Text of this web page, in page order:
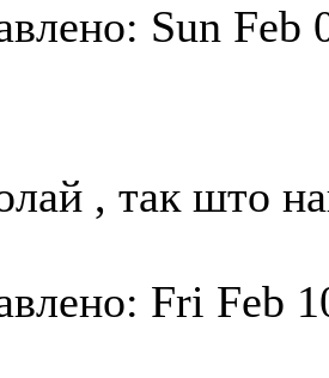
Sun Feb
, так што
Fri Feb